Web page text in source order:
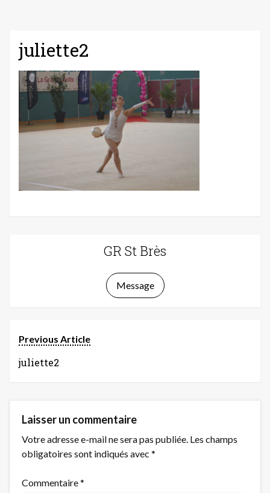
juliette2
GR St Brès
Message
Previous Article
juliette2
Laisser un commentaire
Votre adresse e-mail ne sera pas publiée. Les champs
obligatoires sont indiqués avec *
Commentaire*